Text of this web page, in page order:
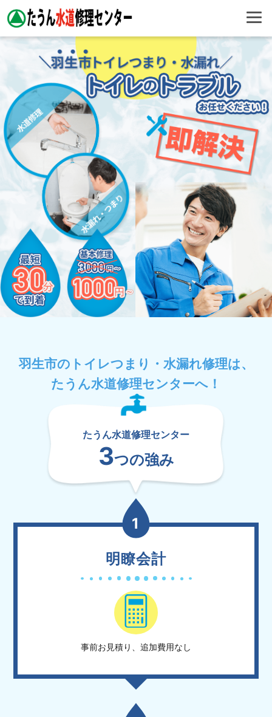
羽生市のトイレつまり・水漏れ修理は、
たうん水道修理センターへ！
たうん水道修理センター
3つの強み
1
明瞭会計
事前お見積り、追加費用なし